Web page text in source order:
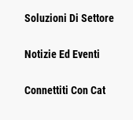
Soluzioni Di Settore
Notizie Ed Eventi
Connettiti Con Cat